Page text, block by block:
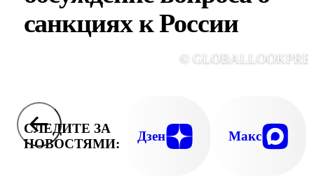
санкциях к России
©
СЛЕДИТЕ ЗА
НОВОСТЯМИ:
Дзен Макс